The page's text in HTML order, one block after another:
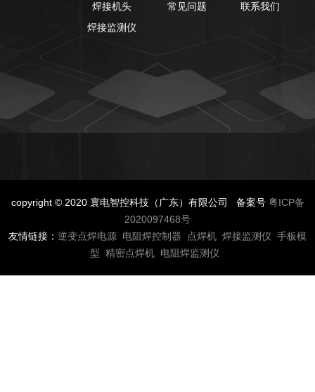
焊接机头
焊接监测仪
常见问题
联系我们
copyright © 2020 寰电智控科技（广东）有限公司 备案号 粤ICP备
2020097468号
友情链接： 逆变点焊电源 电阻焊控制器 点焊机 焊接监测仪 手板模
型 精密点焊机 电阻焊监测仪